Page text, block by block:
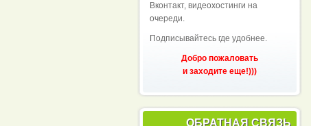
Вконтакт, видеохостинги на
очереди.
Подписывайтесь где удобнее.
Добро пожаловать
и заходите еще!)))
ОБРАТНАЯ СВЯЗЬ